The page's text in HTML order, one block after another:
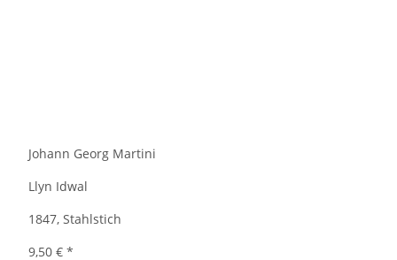
Johann Georg Martini
Llyn Idwal
1847, Stahlstich
9,50 € *